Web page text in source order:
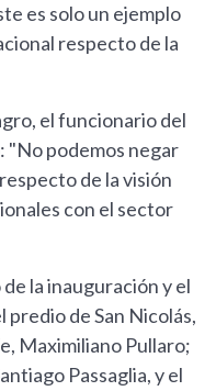
es solo un ejemplo
respecto de la
el funcionario del
"No podemos negar
de la visión
con el sector
la inauguración y el
de San Nicolás,
Maximiliano Pullaro;
Passaglia, y el